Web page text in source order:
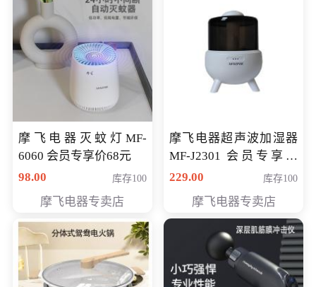
摩飞电器灭蚊灯MF-
6060 会员专享价68元
98.00
库存100
摩飞电器专卖店
摩飞电器超声波加湿器
MF-J2301 会员专享价
168元
229.00 库存100
摩飞电器专卖店